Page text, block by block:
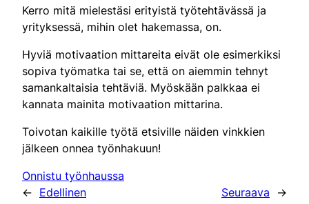
Kerro mitä mielestäsi erityistä työtehtävässä ja
yrityksessä, mihin olet hakemassa, on.
Hyviä motivaation mittareita eivät ole esimerkiksi
sopiva työmatka tai se, että on aiemmin tehnyt
samankaltaisia tehtäviä. Myöskään palkkaa ei
kannata mainita motivaation mittarina.
Toivotan kaikille työtä etsiville näiden vinkkien
jälkeen onnea työnhakuun!
Onnistu työnhaussa
← Edellinen Seuraava →